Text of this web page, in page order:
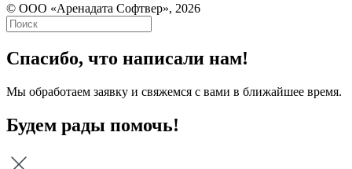
© ООО «Аренадата Софтвер», 2026
Спасибо, что написали нам!
Мы обработаем заявку и свяжемся с вами в ближайшее время.
Будем рады помочь!